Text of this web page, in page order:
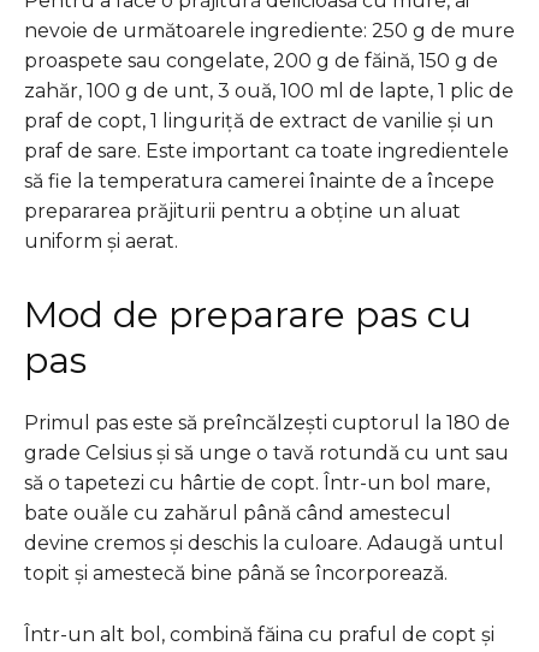
nevoie de următoarele ingrediente: 250 g de mure
proaspete sau congelate, 200 g de făină, 150 g de
zahăr, 100 g de unt, 3 ouă, 100 ml de lapte, 1 plic de
praf de copt, 1 linguriță de extract de vanilie și un
praf de sare. Este important ca toate ingredientele
să fie la temperatura camerei înainte de a începe
prepararea prăjiturii pentru a obține un aluat
uniform și aerat.
Mod de preparare pas cu
pas
Primul pas este să preîncălzești cuptorul la 180 de
grade Celsius și să unge o tavă rotundă cu unt sau
să o tapetezi cu hârtie de copt. Într-un bol mare,
bate ouăle cu zahărul până când amestecul
devine cremos și deschis la culoare. Adaugă untul
topit și amestecă bine până se încorporează.
Într-un alt bol, combină făina cu praful de copt și